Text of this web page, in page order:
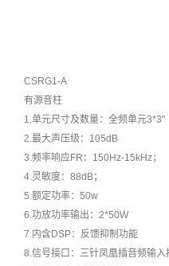
CSRG1-A
有源音柱
1.单元尺寸及数量：全频单元3*3"
2.最大声压级：105dB
3.频率响应FR：150Hz-15kHz；
4.灵敏度：88dB；
5.额定功率：50w
6.功放功率输出：2*50W
7.内含DSP：反馈抑制功能
8.信号接口：三针凤凰插音频输